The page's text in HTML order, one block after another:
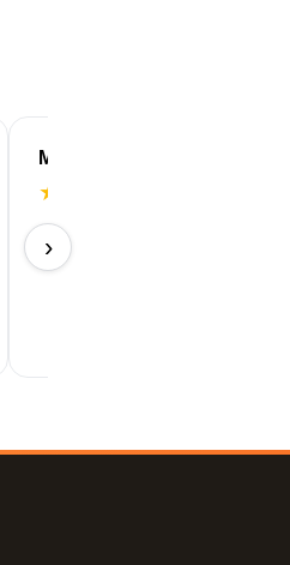
Marleen
★
Colori bellissimi
09/07/2026
›